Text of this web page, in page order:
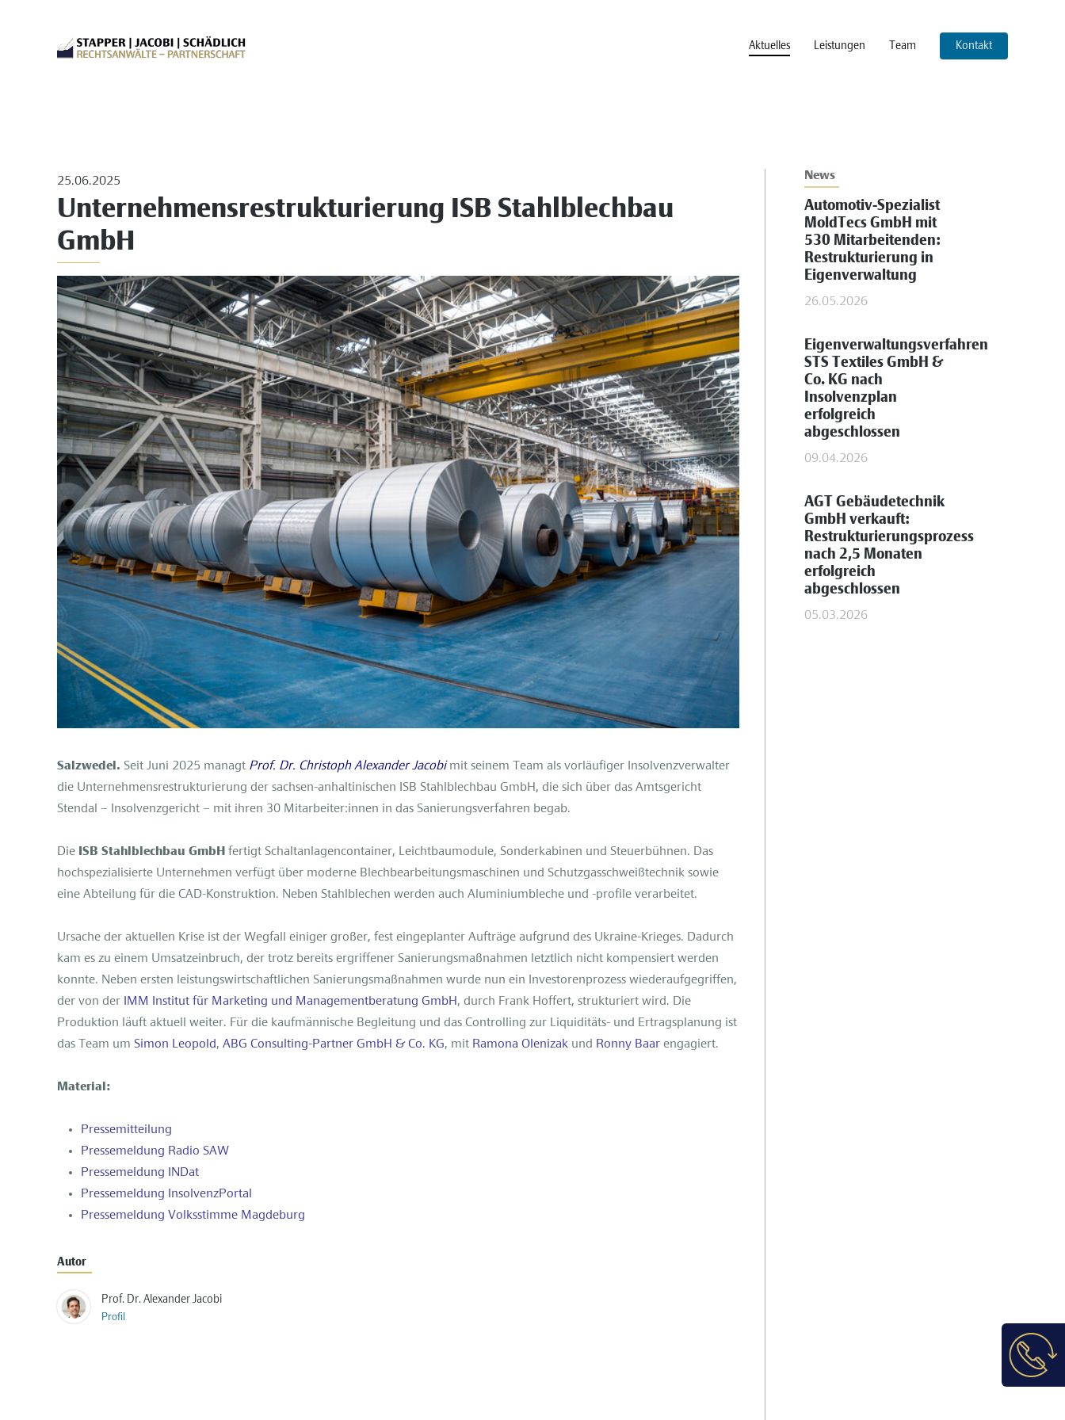
Aktuelles Leistungen Team Kontakt
25.06.2025
Unternehmensrestrukturierung ISB Stahlblechbau
GmbH
Salzwedel. Seit Juni 2025 managt Prof. Dr. Christoph Alexander Jacobimit seinem Team als vorläufiger Insolvenzverwalter
die Unternehmensrestrukturierung der sachsen-anhaltinischen ISB Stahlblechbau GmbH, die sich über das Amtsgericht
Stendal – Insolvenzgericht – mit ihren 30 Mitarbeiter:innen in das Sanierungsverfahren begab.
Die ISB Stahlblechbau GmbH fertigt Schaltanlagencontainer, Leichtbaumodule, Sonderkabinen und Steuerbühnen. Das
hochspezialisierte Unternehmen verfügt über moderne Blechbearbeitungsmaschinen und Schutzgasschweißtechnik sowie
eine Abteilung für die CAD-Konstruktion. Neben Stahlblechen werden auch Aluminiumbleche und -profile verarbeitet.
Ursache der aktuellen Krise ist der Wegfall einiger großer, fest eingeplanter Aufträge aufgrund des Ukraine-Krieges. Dadurch
kam es zu einem Umsatzeinbruch, der trotz bereits ergriffener Sanierungsmaßnahmen letztlich nicht kompensiert werden
konnte. Neben ersten leistungswirtschaftlichen Sanierungsmaßnahmen wurde nun ein Investorenprozess wiederaufgegriffen,
der von der IMM Institut für Marketing und Managementberatung GmbH, durch Frank Hoffert, strukturiert wird. Die
Produktion läuft aktuell weiter. Für die kaufmännische Begleitung und das Controlling zur Liquiditäts- und Ertragsplanung ist
das Team um Simon Leopold, ABG Consulting-Partner GmbH & Co. KG, mit Ramona Olenizak und Ronny Baar engagiert.
Material:
Pressemitteilung
Pressemeldung Radio SAW
Pressemeldung INDat
Pressemeldung InsolvenzPortal
Pressemeldung Volksstimme Magdeburg
Autor
Prof. Dr. Alexander Jacobi
Profil
News
Automotiv-Spezialist
MoldTecs GmbH mit
530 Mitarbeitenden:
Restrukturierung in
Eigenverwaltung
26.05.2026
Eigenverwaltungsverfahren
STS Textiles GmbH &
Co. KG nach
Insolvenzplan
erfolgreich
abgeschlossen
09.04.2026
AGT Gebäudetechnik
GmbH verkauft:
Restrukturierungsprozess
nach 2,5 Monaten
erfolgreich
abgeschlossen
05.03.2026